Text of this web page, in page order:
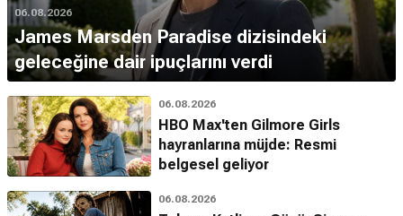
06.08.2026
James Marsden Paradise dizisindeki
geleceğine dair ipuçlarını verdi
06.08.2026
HBO Max'ten Gilmore Girls
hayranlarına müjde: Resmi
belgesel geliyor
06.08.2026